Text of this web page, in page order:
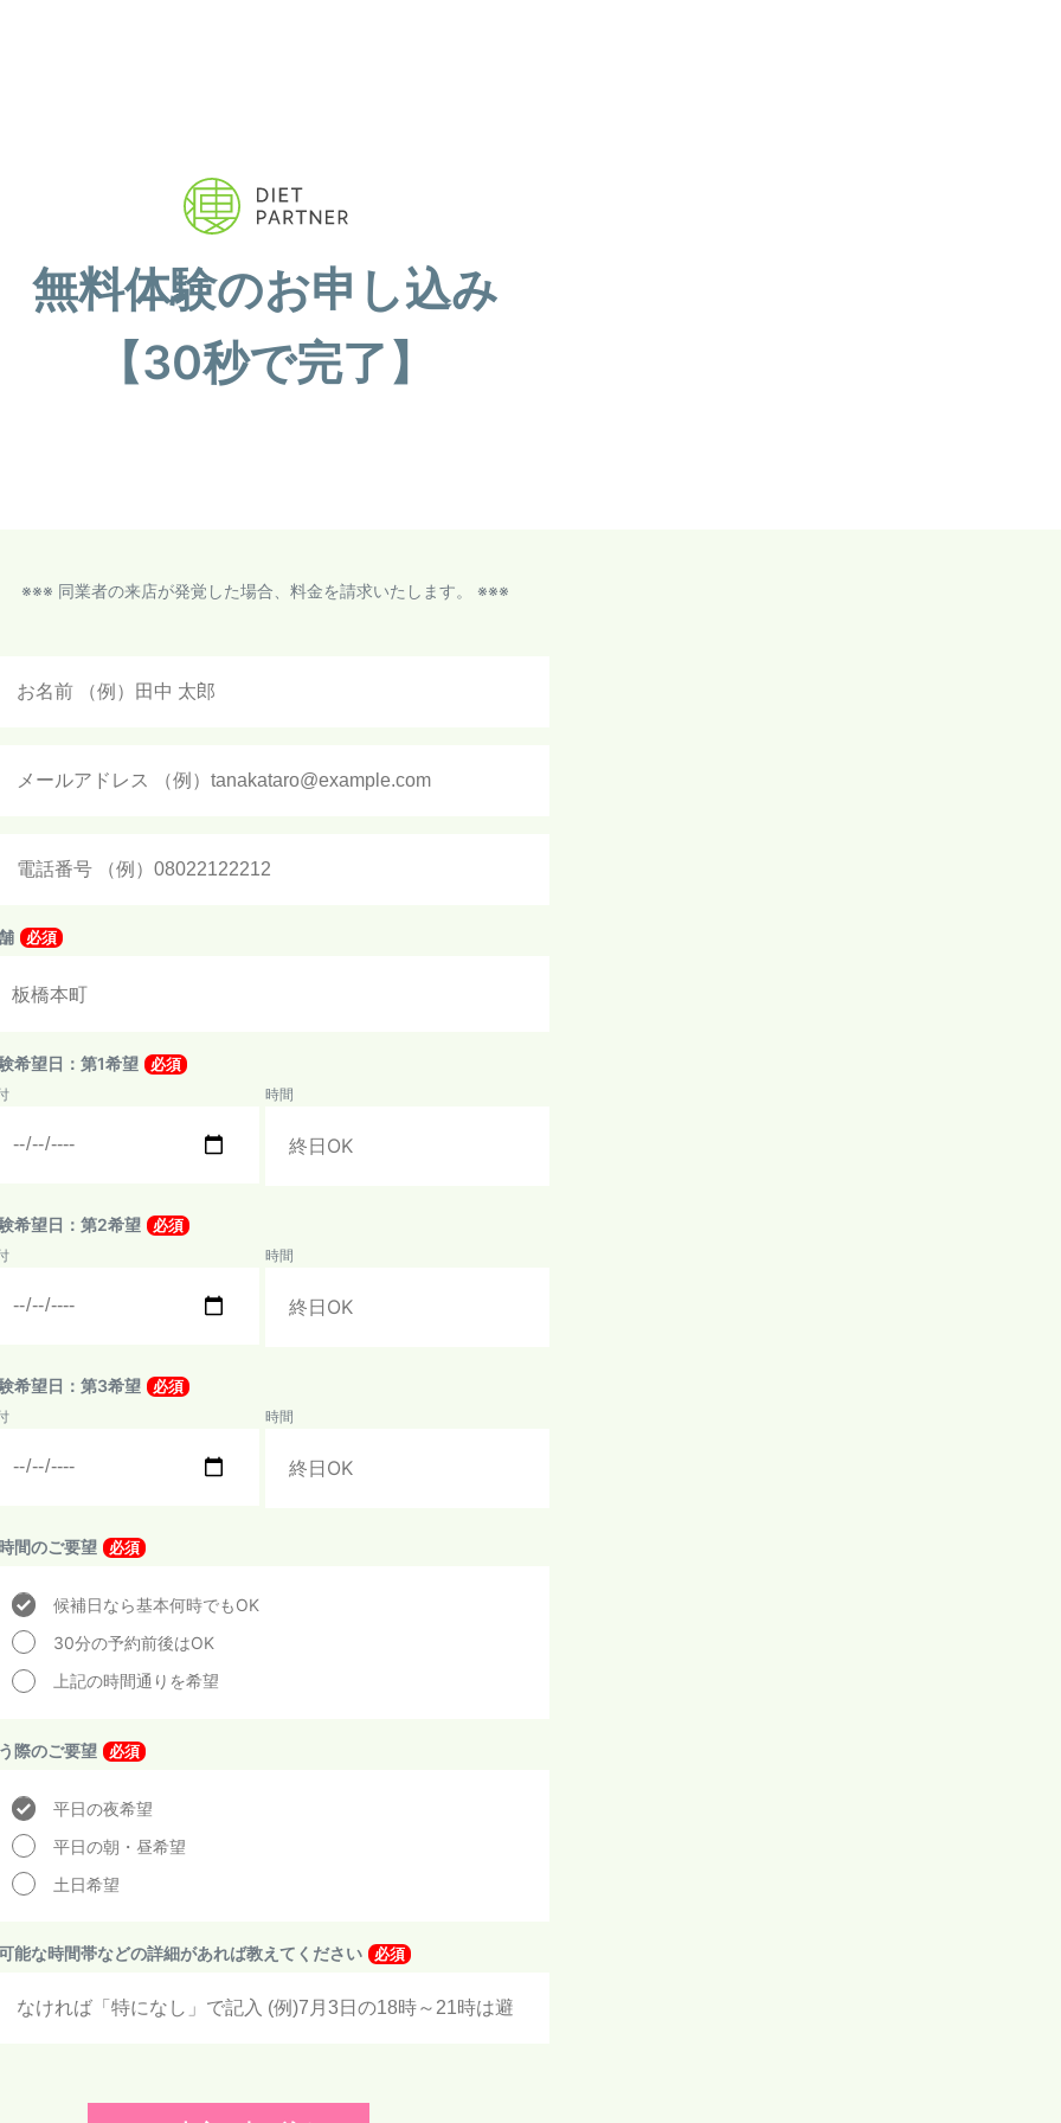
無料体験のお申し込み
【30秒で完了】
※※※ 同業者の来店が発覚した場合、料金を請求いたします。 ※※※
必須
希望日：第1希望
必須
時間
希望日：第2希望
必須
時間
希望日：第3希望
必須
時間
間のご要望 必須
候補日なら基本何時でもOK
30分の予約前後はOK
上記の時間通りを希望
際のご要望 必須
平日の夜希望
平日の朝・昼希望
土日希望
能な時間帯などの詳細があれば教えてください 必須